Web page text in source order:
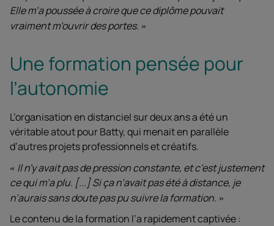
Elle m’a poussée à croire que ce diplôme pouvait
vraiment m’ouvrir des portes.
Une formation pensée pour
l’autonomie
L’organisation en distanciel sur deux ans a été un
véritable atout pour Batty, qui menait en parallèle
d’autres projets professionnels et créatifs.
Il n'y avait pas de pression constante, et c’est justement
ce qui m’a plu. [...] Si ça n’avait pas été à distance, je
n’aurais sans doute pas pu suivre la formation.
Le contenu de la formation l’a rapidement captivée :